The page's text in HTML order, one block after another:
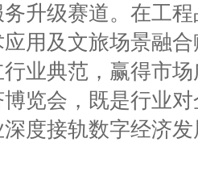
升级赛道。在工
用及文旅场景融
业典范，赢得市
览会，既是行业
度接轨数字经济